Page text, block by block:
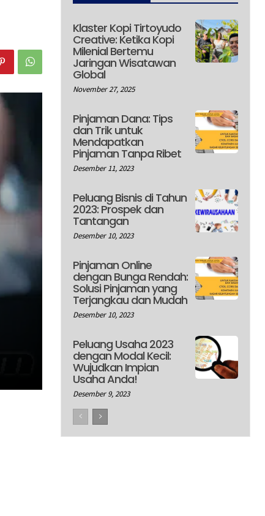
Klaster Kopi Tirtoyudo
Creative: Ketika Kopi
Milenial Bertemu
Jaringan Wisatawan
Global
November 27, 2025
Pinjaman Dana: Tips
dan Trik untuk
Mendapatkan
Pinjaman Tanpa Ribet
Desember 11, 2023
Peluang Bisnis di Tahun
2023: Prospek dan
Tantangan
Desember 10, 2023
Pinjaman Online
dengan Bunga Rendah:
Solusi Pinjaman yang
Terjangkau dan Mudah
Desember 10, 2023
Peluang Usaha 2023
dengan Modal Kecil:
Wujudkan Impian
Usaha Anda!
Desember 9, 2023